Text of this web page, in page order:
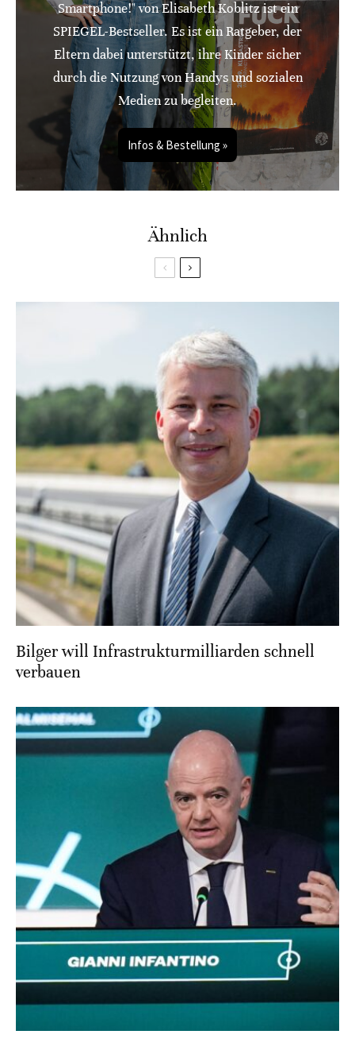
Smartphone!" von Elisabeth Koblitz ist ein
SPIEGEL-Bestseller. Es ist ein Ratgeber, der
Eltern dabei unterstützt, ihre Kinder sicher
durch die Nutzung von Handys und sozialen
Medien zu begleiten.
Infos & Bestellung »
Ähnlich
Bilger will Infrastrukturmilliarden schnell
verbauen